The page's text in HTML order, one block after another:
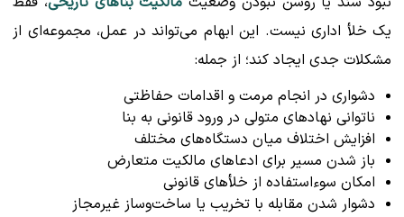
یک خلأ اداری نیست. این ابهام می‌تواند در عمل، مجموعه‌ای از
مشکلات جدی ایجاد کند؛ از جمله:
دشواری در انجام مرمت و اقدامات حفاظتی
ناتوانی نهادهای متولی در ورود قانونی به بنا
افزایش اختلاف میان دستگاه‌های مختلف
باز شدن مسیر برای ادعاهای مالکیت متعارض
امکان سوءاستفاده از خلأهای قانونی
دشوار شدن مقابله با تخریب یا ساخت‌وساز غیرمجاز